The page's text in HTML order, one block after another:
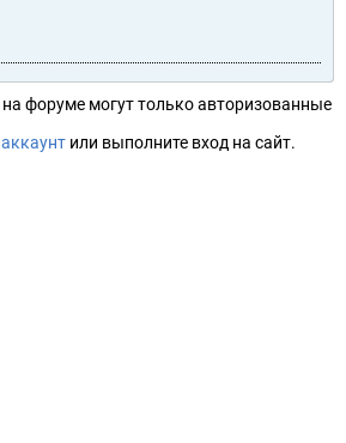
форуме могут только авторизованные
или выполните вход на сайт.